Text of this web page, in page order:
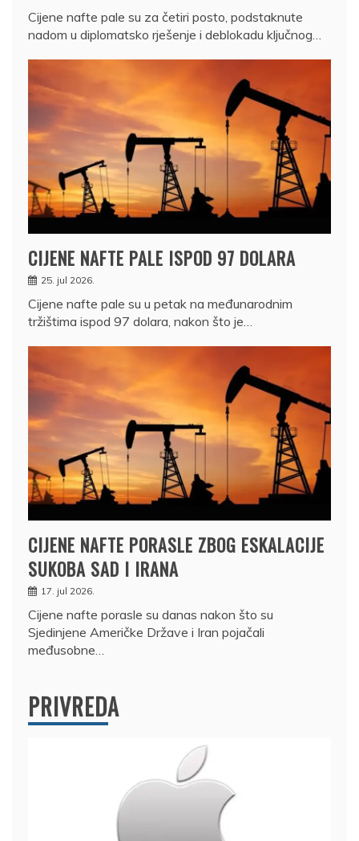
Cijene nafte pale su za četiri posto, podstaknute
nadom u diplomatsko rješenje i deblokadu ključnog…
CIJENE NAFTE PALE ISPOD 97 DOLARA
25. jul 2026.
Cijene nafte pale su u petak na međunarodnim
tržištima ispod 97 dolara, nakon što je…
CIJENE NAFTE PORASLE ZBOG ESKALACIJE
SUKOBA SAD I IRANA
17. jul 2026.
Cijene nafte porasle su danas nakon što su
Sjedinjene Američke Države i Iran pojačali
međusobne…
PRIVREDA